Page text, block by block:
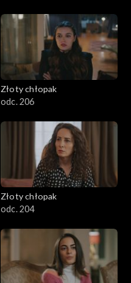
Złoty chłopak
odc. 206
Złoty chłopak
odc. 204